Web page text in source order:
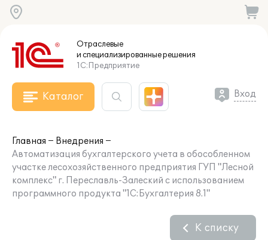
Отраслевые
и специализированныерешения
1С:Предприятие
Каталог Вход
Главная
Внедрения
Автоматизация бухгалтерского учета в обособленном
участке лесохозяйственного предприятия ГУП "Лесной
комплекс" г. Переславль-Залеский с использованием
программного продукта "1С:Бухгалтерия 8.1"
К списку